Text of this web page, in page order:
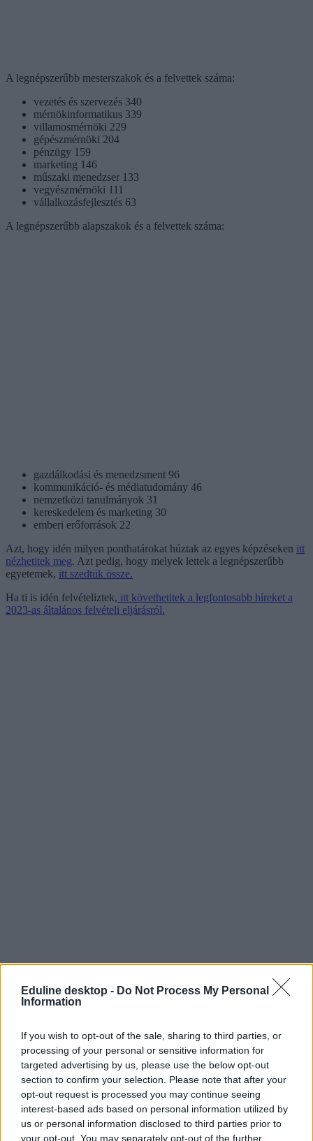
Eduline desktop - Do Not Process My Personal
Information
If you wish to opt-out of the sale, sharing to third parties, or
processing of your personal or sensitive information for
targeted advertising by us, please use the below opt-out
section to confirm your selection. Please note that after your
opt-out request is processed you may continue seeing
interest-based ads based on personal information utilized by
us or personal information disclosed to third parties prior to
your opt-out. You may separately opt-out of the further
A legnépszerűbb mesterszakok és a felvettek száma:
vezetés és szervezés 340
mérnökinformatikus 339
villamosmérnöki 229
gépészmérnöki 204
pénzügy 159
marketing 146
műszaki menedzser 133
vegyészmérnöki 111
vállalkozásfejlesztés 63
A legnépszerűbb alapszakok és a felvettek száma:
gazdálkodási és menedzsment 96
kommunikáció- és médiatudomány 46
nemzetközi tanulmányok 31
kereskedelem és marketing 30
emberi erőforrások 22
Azt, hogy idén milyen ponthatárokat húztak az egyes képzéseken itt
nézhetitek meg. Azt pedig, hogy melyek lettek a legnépszerűbb
egyetemek, itt szedtük össze.
Ha ti is idén felvételiztek, itt követhetitek a legfontosabb híreket a
2023-as általános felvételi eljárásról.